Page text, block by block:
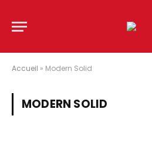
Accueil » Modern Solid
MODERN SOLID